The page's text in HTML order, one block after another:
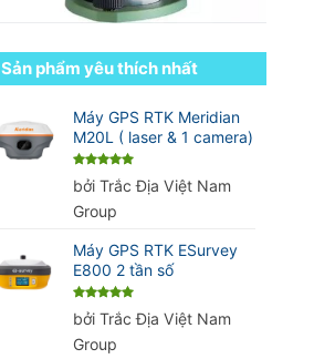
Sản phẩm yêu thích nhất
Máy GPS RTK Meridian
M20L ( laser & 1 camera)
Được xếp
hạng55
bởi Trắc Địa Việt Nam
Group
Máy GPS RTK ESurvey
E800 2 tần số
Được xếp
hạng55
bởi Trắc Địa Việt Nam
Group